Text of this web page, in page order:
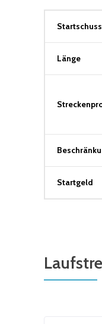
Startschuss
Länge
Startgeld